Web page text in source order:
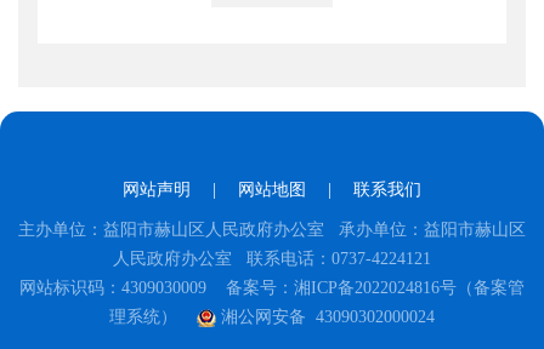
网站声明 网站地图 联系我们
主办单位：益阳市赫山区人民政府办公室 承办单位：益阳市赫山区
人民政府办公室 联系电话：0737-4224121
网站标识码：4309030009 备案号：湘ICP备2022024816号（备案管
理系统）
湘公网安备 43090302000024